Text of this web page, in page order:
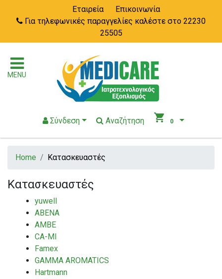
Εταιρεία
Επικοινωνία
Για τηλεφωνικές παραγγελίες καλέστε στο 22230
25505
MENU
Σύνδεση Αναζήτηση shopping_cart 0
Home Κατασκευαστές
Κατασκευαστές
yuwell
ABENA
AMBE
CA-MI
Famex
GAMMA AROMATICS
Hartmann